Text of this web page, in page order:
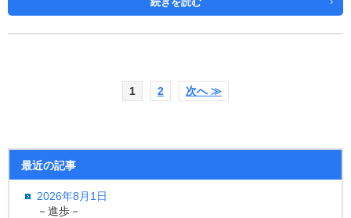
1 2 次へ ≫
最近の記事
2026年8月1日
－進歩－